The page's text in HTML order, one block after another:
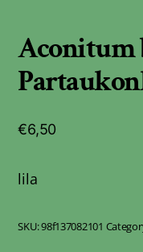
Aconitum
€6,50
lila
SKU:98f137082101